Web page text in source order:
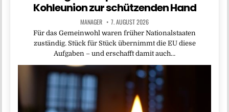
Kohleunion zur schützenden Hand
MANAGER 7. AUGUST 2026
Für das Gemeinwohl waren früher Nationalstaaten
zuständig. Stück für Stück übernimmt die EU diese
Aufgaben – und erschafft damit auch…